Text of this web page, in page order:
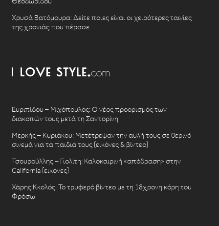
Χρυσά Βατόμουρα: Δείτε ποιες είναι οι χειρότερες ταινίες
της χρονιάς που πέρασε
Ευριπίδου – Μιχόπουλος: Ο νέος προορισμός των
διακοπών τους μετά τη Σαντορίνη
Μερκής – Κυριάκου: Μετέτρεψαν την αυλή τους σε θερινό
σινεμά για τα παιδιά τους [εικόνες & βίντεο]
Τσουρούλλης – Γιολίτη: Καλοκαιρινή «απόδραση» στην
California [εικόνες]
Χάρης Κκολός: Το τρυφερό βίντεο με τη 18χρονη κόρη του
Φρόσω